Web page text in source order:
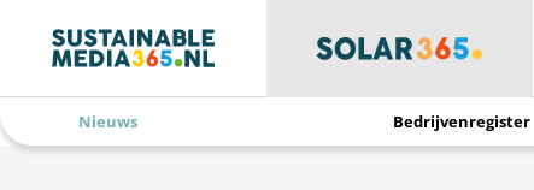
Nieuws Bedrijvenregister